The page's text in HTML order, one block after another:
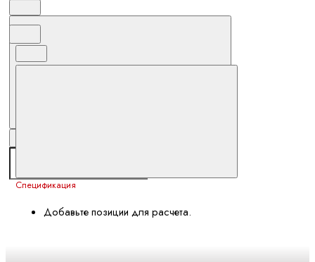
Спецификация
Добавьте позиции для расчета.